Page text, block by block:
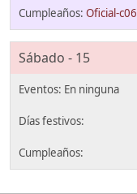
Oficial-c06
Sábado - 15